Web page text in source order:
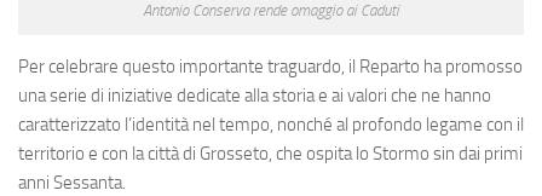
Antonio Conserva rende omaggio ai Caduti
Per celebrare questo importante traguardo, il Reparto ha promosso
una serie di iniziative dedicate alla storia e ai valori che ne hanno
caratterizzato l’identità nel tempo, nonché al profondo legame con il
territorio e con la città di Grosseto, che ospita lo Stormo sin dai primi
anni Sessanta.